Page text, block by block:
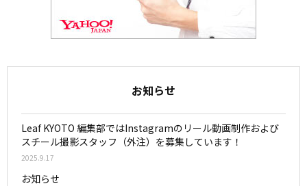
お知らせ
Leaf KYOTO 編集部ではInstagramのリール動画制作および
スチール撮影スタッフ（外注）を募集しています！
2025.9.17
お知らせ